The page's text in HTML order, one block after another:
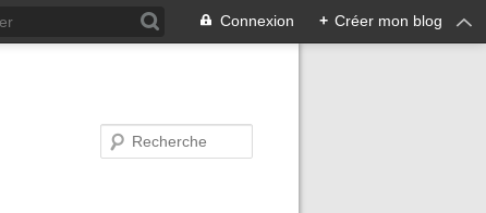
Connexion + Créer mon blog